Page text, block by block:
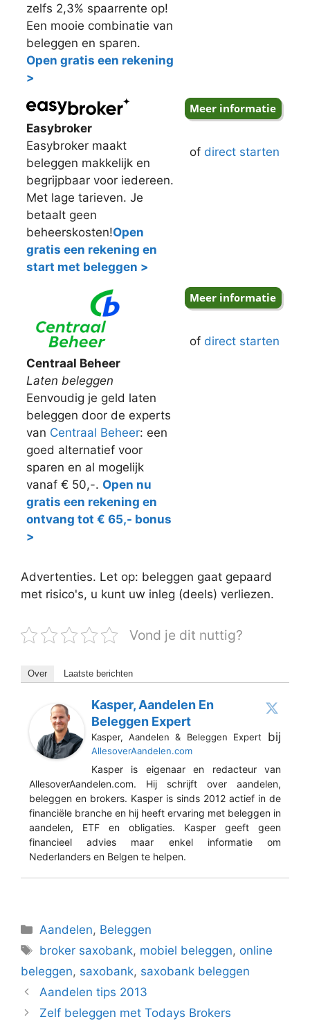
zelfs 2,3% spaarrente op!
Een mooie combinatie van
beleggen en sparen.
Open gratis een rekening
>
Easybroker
Easybroker maakt
beleggen makkelijk en
begrijpbaar voor iedereen.
Met lage tarieven. Je
betaalt geen
beheerskosten!Open
gratis een rekening en
start met beleggen >
of direct starten
Centraal Beheer
Laten beleggen
Eenvoudig je geld laten
beleggen door de experts
van Centraal Beheer: een
goed alternatief voor
sparen en al mogelijk
vanaf € 50,-. Open nu
gratis een rekening en
ontvang tot € 65,- bonus
>
of direct starten
Advertenties. Let op: beleggen gaat gepaard
met risico's, u kunt uw inleg (deels) verliezen.
Vond je dit nuttig?
Over Laatste berichten
Kasper, Aandelen En
Beleggen Expert
Kasper, Aandelen & Beleggen Expert bij
AllesoverAandelen.com
Kasper is eigenaar en redacteur van
AllesoverAandelen.com. Hij schrijft over aandelen,
beleggen en brokers. Kasper is sinds 2012 actief in de
financiële branche en hij heeft ervaring met beleggen in
aandelen, ETF en obligaties. Kasper geeft geen
financieel advies maar enkel informatie om
Nederlanders en Belgen te helpen.
Categorieën
Aandelen, Beleggen
Tags
broker saxobank, mobiel beleggen, online
beleggen, saxobank, saxobank beleggen
Aandelen tips 2013
Zelf beleggen met Todays Brokers